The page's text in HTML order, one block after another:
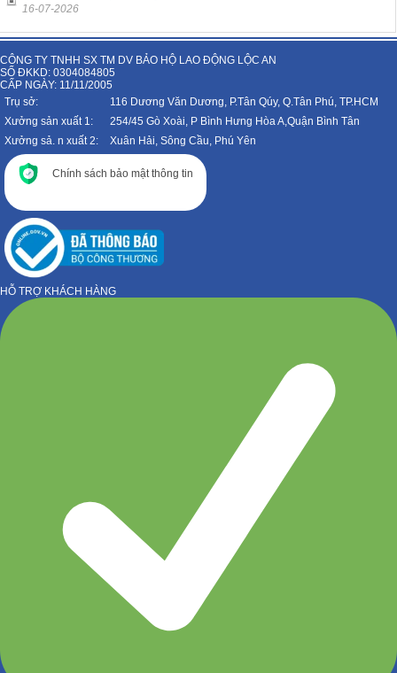
16-07-2026
CÔNG TY TNHH SX TM DV BẢO HỘ LAO ĐỘNG LỘC AN
SỐ ĐKKD: 0304084805
CẤP NGÀY: 11/11/2005
Trụ sở:
116 Dương Văn Dương, P.Tân Qúy, Q.Tân Phú, TP.HCM
Xưởng sản xuất 1:
254/45 Gò Xoài, P Bình Hưng Hòa A,Quận Bình Tân
Xưởng sả. n xuất 2:
Xuân Hải, Sông Cầu, Phú Yên
Chính sách bảo mật thông tin
HỖ TRỢ KHÁCH HÀNG